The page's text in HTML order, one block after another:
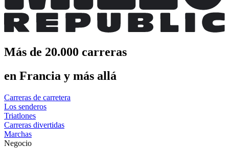
Más de 20.000 carreras
en Francia y más allá
Carreras de carretera
Los senderos
Triatlones
Carreras divertidas
Marchas
Negocio